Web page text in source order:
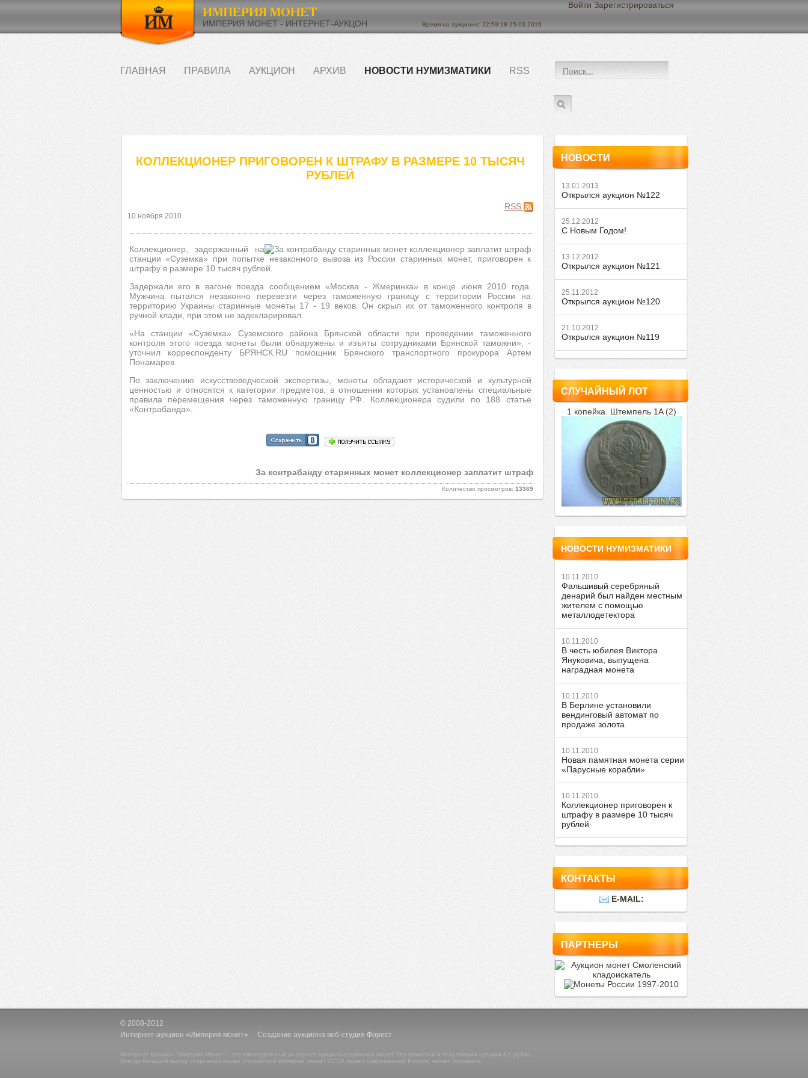
Время на аукционе: 22:59:18 25.03.2016
ИМПЕРИЯ МОНЕТ - ИНТЕРНЕТ-АУКЦОН
Войти Зарегистрироваться
ГЛАВНАЯ ПРАВИЛА АУКЦИОН АРХИВ НОВОСТИ НУМИЗМАТИКИ RSS
КОЛЛЕКЦИОНЕР ПРИГОВОРЕН К ШТРАФУ В РАЗМЕРЕ 10 ТЫСЯЧ
РУБЛЕЙ
RSS
10 ноября 2010
Коллекционер, задержанный на
станции «Суземка» при попытке незаконного вывоза из России старинных монет, приговорен к
штрафу в размере 10 тысяч рублей.
Задержали его в вагоне поезда сообщением «Москва - Жмеринка» в конце июня 2010 года.
Мужчина пытался незаконно перевезти через таможенную границу с территории России на
территорию Украины старинные монеты 17 - 19 веков. Он скрыл их от таможенного контроля в
ручной клади, при этом не задекларировал.
«На станции «Суземка» Суземского района Брянской области при проведении таможенного
контроля этого поезда монеты были обнаружены и изъяты сотрудниками Брянской таможни», -
уточнил корреспонденту БРЯНСК.RU помощник Брянского транспортного прокурора Артем
Понамарев.
По заключению искусствоведческой экспертизы, монеты обладают исторической и культурной
ценностью и относятся к категории предметов, в отношении которых установлены специальные
правила перемещения через таможенную границу РФ. Коллекционера судили по 188 статье
«Контрабанда».
За контрабанду старинных монет коллекционер заплатит штраф
Количество просмотров: 13369
НОВОСТИ
13.01.2013
Открылся аукцион №122
25.12.2012
С Новым Годом!
13.12.2012
Открылся аукцион №121
25.11.2012
Открылся аукцион №120
21.10.2012
Открылся аукцион №119
СЛУЧАЙНЫЙ ЛОТ
1 копейка. Штемпель 1A (2)
НОВОСТИ НУМИЗМАТИКИ
10.11.2010
Фальшивый серебряный
денарий был найден местным
жителем с помощью
металлодетектора
10.11.2010
В честь юбилея Виктора
Януковича, выпущена
наградная монета
10.11.2010
В Берлине установили
вендинговый автомат по
продаже золота
10.11.2010
Новая памятная монета серии
«Парусные корабли»
10.11.2010
Коллекционер приговорен к
штрафу в размере 10 тысяч
рублей
КОНТАКТЫ
E-MAIL:
ПАРТНЕРЫ
© 2008-2012
Интернет-аукцион «Империя монет» Создание аукциона веб-студия Форест
Интернет аукцион "Империя Монет" - это еженедельный интернет аукцион старинных монет без комиссии и стартовыми ценами в 1 рубль.
Всегда большой выбор старинных монет Российской Империи, монет СССР, монет современной России, монет Германии.